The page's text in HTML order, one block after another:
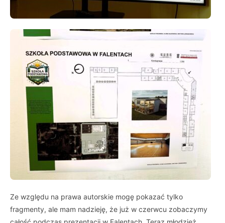
Ze względu na prawa autorskie mogę pokazać tylko
fragmenty, ale mam nadzieję, że już w czerwcu zobaczymy